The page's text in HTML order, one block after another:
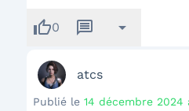
thumb_up0 message arrow_drop_down
atcs
Publié le 14 décembre 2024